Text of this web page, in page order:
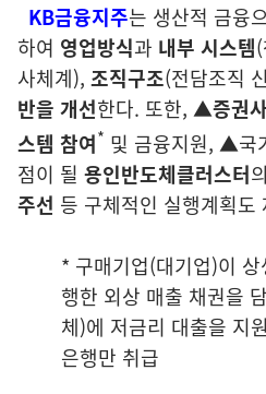
KB금융지주는 생산적 금융
하여 영업방식과 내부 시스템
사체계), 조직구조(전담조직
반을 개선한다. 또한, ▲증권
스템 참여* 및 금융지원, ▲국
점이 될 용인반도체클러스터의
주선 등 구체적인 실행계획도
* 구매기업(대기업)이
행한 외상 매출 채권을
체)에 저금리 대출을 지
은행만 취급